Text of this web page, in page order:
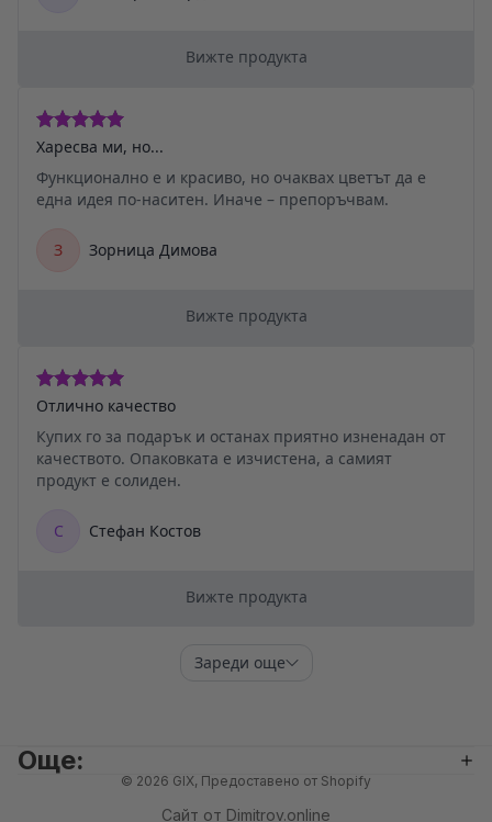
Още:
© 2026 GIX, Предоставено от Shopify
Сайт от Dimitrov.online
за използване на услугата
за извършване на доставка